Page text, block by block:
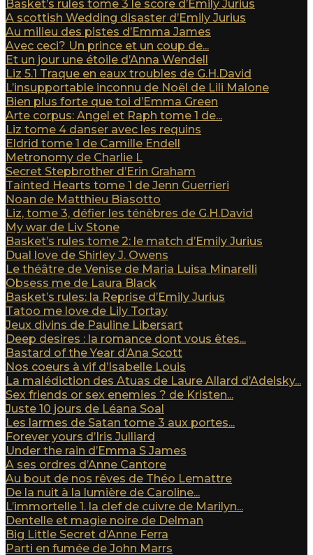
Basket’s rules tome 3 le score d’Emily Jurius
A scottish Wedding disaster d’Emily Jurius
Au milieu des pistes d’Emma James
Avec ceci? Un prince et un coup de...
Et un jour une étoile d’Anna Wendell
Liz 5.1 Traque en eaux troubles de G.H.David
L’insupportable inconnu de Noël de Lili Malone
Bien plus forte que toi d’Emma Green
Arte corpus: Angel et Raph tome 1 de...
Liz tome 4 danser avec les requins
Eldrid tome 1 de Camille Endell
Metronomy de Charlie L
Secret Stepbrother d’Erin Graham
Tainted Hearts tome 1 de Jenn Guerrieri
Noan de Matthieu Biasotto
Liz, tome 3, défier les ténèbres de G.H.David
My war de Liv Stone
Basket’s rules tome 2: le match d’Emily Jurius
Dual love de Shirley J. Owens
Le théâtre de Venise de Maria Luisa Minarelli
Obsess me de Laura Black
Basket’s rules: la Reprise d’Emily Jurius
Tatoo me love de Lily Tortay
Jeux divins de Pauline Libersart
Deep desires : la romance dont vous êtes...
Bastard of the Year d’Ana Scott
Nos coeurs à vif d’Isabelle Louis
La malédiction des Atuas de Laure Allard d’Adelsky...
Sex friends or sex enemies ? de Kristen...
Juste 10 jours de Léana Soal
Les larmes de Satan tome 3 aux portes...
Forever yours d’Iris Julliard
Under the rain d’Emma S James
A ses ordres d’Anne Cantore
Au bout de nos rêves de Théo Lemattre
De la nuit à la lumière de Caroline...
L’immortelle 1. la clef de cuivre de Marilyn...
Dentelle et magie noire de Delman
Big Little Secret d’Anne Ferra
Parti en fumée de John Marrs